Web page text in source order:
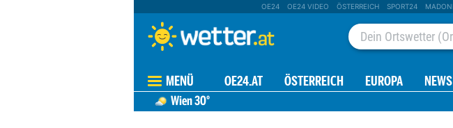
OE24 OE24 VIDEO ÖSTERREICH SPORT24
MENÜ OE24.AT ÖSTERREICH EUROPA NEWS
Wien30°